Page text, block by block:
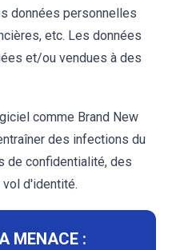
données personnelles
etc. Les données
et/ou vendues à des
comme Brand New
des infections du
de confidentialité, des
d'identité.
MENACE :